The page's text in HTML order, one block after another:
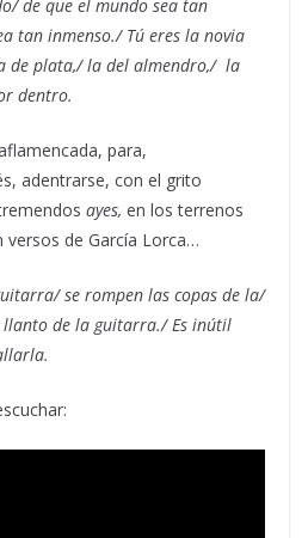
de que el mundo sea tan
tan inmenso./ Tú eres la novia
de plata,/ la del almendro,/ la
dentro.
para,
adentrarse, con el grito
ayes, en los terrenos
versos de García Lorca…
se rompen las copas de la/
llanto de la guitarra./ Es inútil